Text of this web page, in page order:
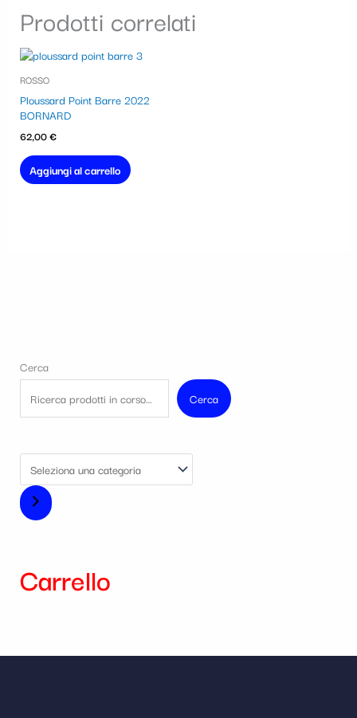
Prodotti correlati
ROSSO
Ploussard Point Barre 2022
BORNARD
62,00€
Aggiungi al carrello
Cerca
Cerca
Carrello